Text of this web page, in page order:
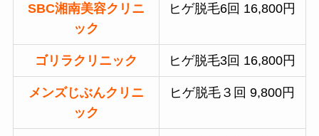
SBC湘南美容クリニ
ック
ヒゲ脱毛6回 16,800円
ゴリラクリニック ヒゲ脱毛3回 16,800円
メンズじぶんクリニ
ック
ヒゲ脱毛３回 9,800円